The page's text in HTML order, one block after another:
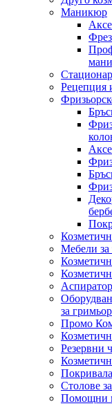
Маникюр
Рецепция
Мебели за
за
Промо
Резервни
Столове
Помощни